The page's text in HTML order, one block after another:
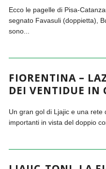
Ecco le pagelle di Pisa-
segnato Favasuli (doppietta),
sono...
FIORENTINA –
DEI VENTIDUE IN
Un gran gol di Ljajic e una rete
importanti in vista del doppio